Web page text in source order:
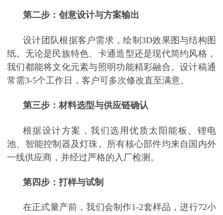
第二步：创意设计与方案输出
设计团队根据客户需求，绘制 3D效果图与结构图
纸。无论是民族特色、卡通造型还是现代简约风格，
我们都能将文化元素与照明功能精彩融合。设计稿通
常需3-5个工作日，客户可多次修改直至满意。
第三步：材料选型与供应链确认
根据设计方案，我们选用优质太阳能板、锂电
池、智能控制器及灯珠。所有核心部件均来自国内外
一线供应商，并经过严格的入厂检测。
第四步：打样与试制
在正式量产前，我们会制作1-2套样品，进行72小